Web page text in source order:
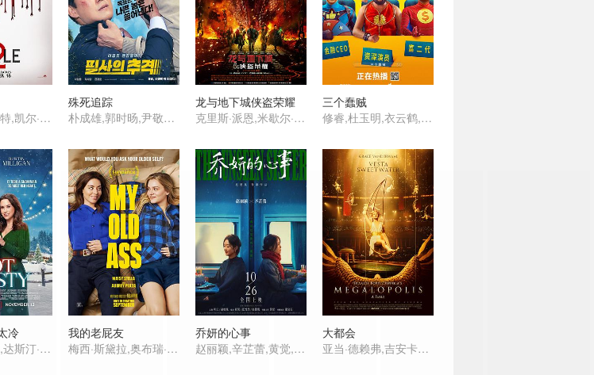
娜奥米·斯科特,凯尔·加尔纳,德鲁·巴里摩尔,罗丝玛丽·德薇特,卢卡斯·盖奇,迪兰·格鲁拉,彼得·雅各布森,雷·尼科尔森,劳尔·卡斯提洛,达芙妮·泽利,迈尔斯·古铁雷斯-赖利,Zebedee Row,Delphi Harrington,Micaela Lamas,David Peter White
殊死追踪
朴成雄,郭时旸,尹敬浩,金光奎,郑幼贞,申承焕,朴孝朱
龙与地下城侠盗荣耀
克里斯·派恩,米歇尔·罗德里格兹,雷吉-让·佩吉,贾斯蒂斯·史密斯,索菲娅·莉莉丝,休·格兰特,克洛伊·科尔曼,黛茜·海德,布莱德利·库珀,Kyle,Hixon,斯宾塞·怀尔丁,Will,Irvine,尼古拉斯·布兰,布莱恩·拉金,Sarah,Amankwah,Colin,Carnegie,丹·普尔,伊恩·汉摩尔,保罗·巴泽利,肯尼斯·克拉德,杰森·王,海莉·玛丽·艾克斯,达伦·肯特,菲利普·布罗迪,阿皮·普拉特,艾德·奥斯蒙德,Niamh,McCormack,安东·辛普森-泰迪,特雷弗·坎斯瓦兰,谢默斯
三个蠢贼
修睿,杜玉明,衣云鹤,孙蛟龙,耿一正,唐鉴军,高旻睿,张百乔
冷
莱西·沙伯特,达斯汀·米利甘,凯蒂·米克松,罗伦·荷莉,克里斯尔·斯塔休斯,乔·洛·特鲁格里奥,克雷格·罗宾森,Sherry Miller,Sarah DeSouza-Coelho,索菲娅·韦伯斯特,Bobby Daniels,Jennie Esnard,Christine Okuda Hara,Janice Israeloff
我的老屁友
梅西·斯黛拉,奥布瑞·普拉扎,珀西·海恩斯·怀特,麦迪·齐格勒,玛丽亚·迪齐亚,赛斯·艾萨克·约翰森,Kerrice Brooks,Carter Trozzolo,Remington Schneider
乔妍的心事
赵丽颖,辛芷蕾,黄觉,董宝石,安沺,小爱,王梓薇,张帆,冯雪雅,韩玺曈,杭程宇,崔俊,甫枭虎,李延,张会苓,王福安
大都会
亚当·德赖弗,吉安卡罗·埃斯波西托,娜塔莉·伊曼纽尔,奥布瑞·普拉扎,希亚·拉博夫,达斯汀·霍夫曼,乔恩·沃伊特,劳伦斯·菲什伯恩,塔莉娅·夏尔,詹姆斯·瑞马尔,詹森·舒瓦兹曼,D·B·斯威尼,凯瑟琳·亨特,克洛伊·菲内曼,巴萨扎·盖提,索尼娅·阿马尔,夏洛林·阿莫亚,格蕾丝·万德沃尔,查理·塔尔伯特,伊莎贝尔·库斯曼